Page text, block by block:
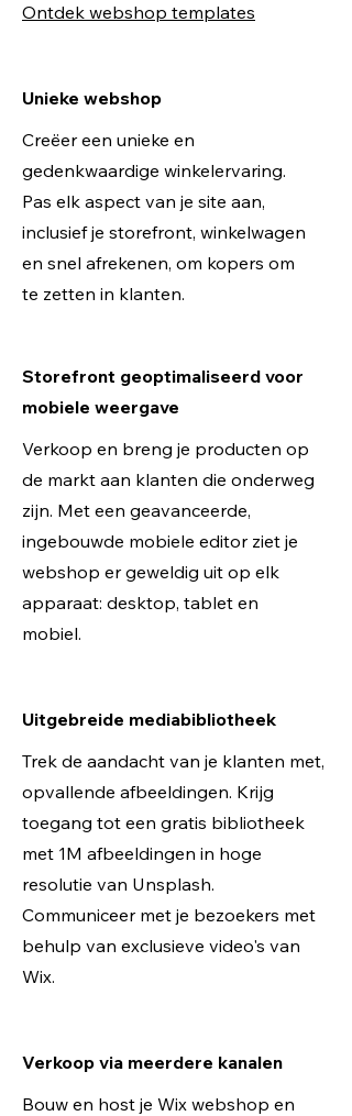
Ontdek webshop templates
Unieke webshop
Creëer een unieke en
gedenkwaardige winkelervaring.
Pas elk aspect van je site aan,
inclusief je storefront, winkelwagen
en snel afrekenen, om kopers om
te zetten in klanten.
Storefront geoptimaliseerd voor
mobiele weergave
Verkoop en breng je producten op
de markt aan klanten die onderweg
zijn. Met een geavanceerde,
ingebouwde mobiele editor ziet je
webshop er geweldig uit op elk
apparaat: desktop, tablet en
mobiel.
Uitgebreide mediabibliotheek
Trek de aandacht van je klanten met,
opvallende afbeeldingen. Krijg
toegang tot een gratis bibliotheek
met 1M afbeeldingen in hoge
resolutie van Unsplash.
Communiceer met je bezoekers met
behulp van exclusieve video's van
Wix.
Verkoop via meerdere kanalen
Bouw en host je Wix webshop en